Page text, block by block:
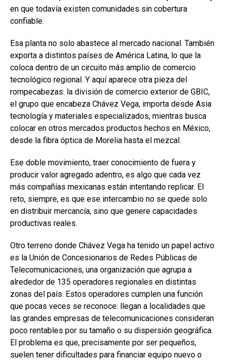
en que todavía existen comunidades sin cobertura
confiable.
Esa planta no solo abastece al mercado nacional. También
exporta a distintos países de América Latina, lo que la
coloca dentro de un circuito más amplio de comercio
tecnológico regional. Y aquí aparece otra pieza del
rompecabezas: la división de comercio exterior de GBIC,
el grupo que encabeza Chávez Vega, importa desde Asia
tecnología y materiales especializados, mientras busca
colocar en otros mercados productos hechos en México,
desde la fibra óptica de Morelia hasta el mezcal.
Ese doble movimiento, traer conocimiento de fuera y
producir valor agregado adentro, es algo que cada vez
más compañías mexicanas están intentando replicar. El
reto, siempre, es que ese intercambio no se quede solo
en distribuir mercancía, sino que genere capacidades
productivas reales.
Otro terreno donde Chávez Vega ha tenido un papel activo
es la Unión de Concesionarios de Redes Públicas de
Telecomunicaciones, una organización que agrupa a
alrededor de 135 operadores regionales en distintas
zonas del país. Estos operadores cumplen una función
que pocas veces se reconoce: llegan a localidades que
las grandes empresas de telecomunicaciones consideran
poco rentables por su tamaño o su dispersión geográfica.
El problema es que, precisamente por ser pequeños,
suelen tener dificultades para financiar equipo nuevo o